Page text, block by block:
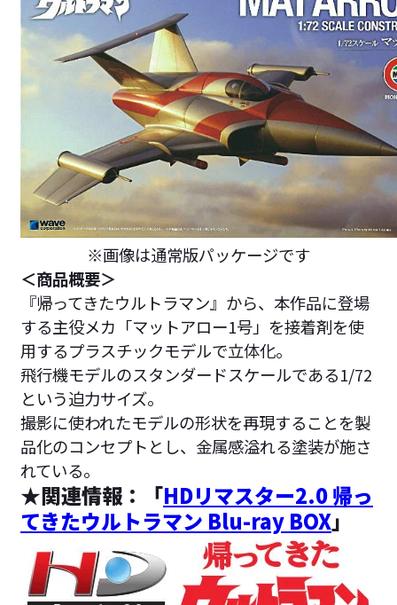
※画像は通常版パッケージです
＜商品概要＞
『帰ってきたウルトラマン』から、本作品に登場
する主役メカ「マットアロー1号」を接着剤を使
用するプラスチックモデルで立体化。
飛行機モデルのスタンダードスケールである1/72
という迫力サイズ。
撮影に使われたモデルの形状を再現することを製
品化のコンセプトとし、金属感溢れる塗装が施さ
れている。
★関連情報：「HDリマスター2.0 帰っ
てきたウルトラマン Blu-ray BOX」